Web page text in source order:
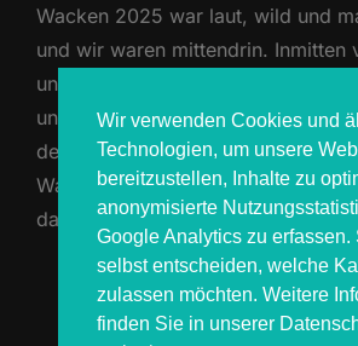
Wacken 2025 war laut, wild und
und wir waren mittendrin. Inmitten
und Emotionen haben wir wieder
und Piercings gestochen. Vielleicht
denjenigen, die sich in diesem
Wacken unter die Haut haben
dann ist jetzt der perfekte
MEHRÜBER „🖤
LESEN
Wir verwenden Cookies und
Technologien, um unsere
bereitzustellen, Inhalte zu
anonymisierte
Google Analytics zu erfassen.
selbst entscheiden, welche
zulassen möchten. Weitere
finden Sie in unserer